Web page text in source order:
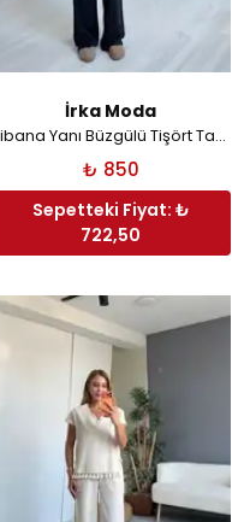
İrka Moda
Ribana Yanı Büzgülü Tişört Takım - Antrasit
₺ 850
Sepetteki Fiyat: ₺
722,50